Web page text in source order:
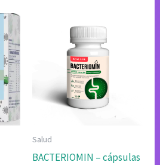
Salud
BACTERIOMIN – cápsulas